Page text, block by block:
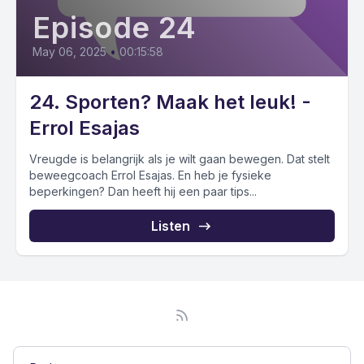
Episode 24
May 06, 2025 • 00:15:58
24. Sporten? Maak het leuk! -
Errol Esajas
Vreugde is belangrijk als je wilt gaan bewegen. Dat stelt
beweegcoach Errol Esajas. En heb je fysieke
beperkingen? Dan heeft hij een paar tips...
Listen